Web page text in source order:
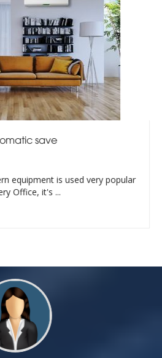
save
equipment is used very popular
Office, it's ...